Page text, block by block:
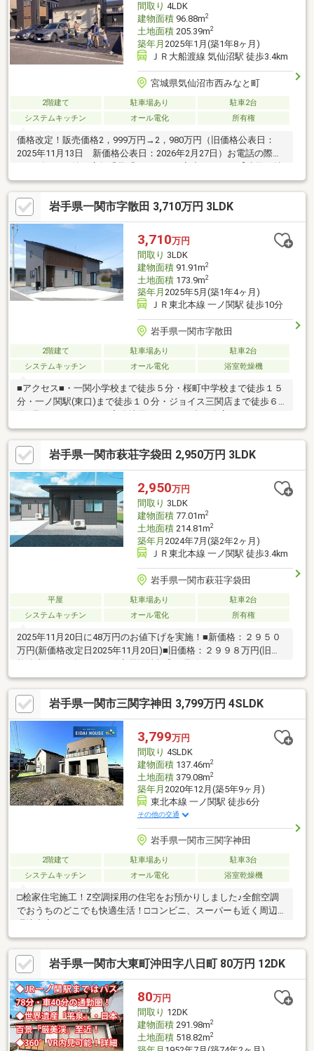
間取り 4LDK
建物面積96.88m2
土地面積205.39m2
築年月 2025年1月(築1年8ヶ月)
ＪＲ大船渡線 気仙沼駅 徒歩3.4km
宮城県気仙沼市西みなと町
2階建て 駐車場あり
駐車2台
システムキッチン
オール電化 所有権
価格改定！販売価格2，999万円→2，980万円（旧価格公表日：
2025年11月13日 新価格公表日：2026年2月27日）お電話の際は
ガイダンスの後に店舗番号「1024」をご入力下さい。【建物の特
長】・LDK16.25帖の４LDK・各居室に収納、WIC、階段下収納な
ど収納豊富・太陽光パネル(4.1kw)【周辺環境】・スーパー ビッグ
ハウスししおり店 徒歩3分・ドラッグストア 薬王堂気仙沼鹿折店
徒歩3分・鹿折小学校 徒歩9分【お電話が苦手な方でも、安心なネ
ット予約可能！】「プロ目線で見る、ハウスメーカーの建売」を
現地で体感しませんか。
岩手県一関市字散田 3,710万円 3LDK
3,710万円
間取り 3LDK
建物面積91.91m2
土地面積173.9m2
築年月 2025年5月(築1年4ヶ月)
ＪＲ東北本線 一ノ関駅 徒歩10分
岩手県一関市字散田
2階建て 駐車場あり
駐車2台
システムキッチン
オール電化 浴室乾燥機
■アクセス■・一関小学校まで徒歩５分・桜町中学校まで徒歩１５
分・一ノ関駅(東口)まで徒歩１０分・ジョイス三関店まで徒歩６
ル・生地、全室照明器具フルセットでこの価格！・南向きの明る
いＬＤＫは広々１６．５帖！・料理や配膳がスムーズな横並びキ
ッチンで、家事時間を短縮！・２帖のファミクロで衣類も荷物も
まとめて収納可能！・洗面所からファミクロ、脱衣所への身支度
も洗濯もラクな一直線動線！・光がたっぷり注ぐ吹き抜け空間
で、開放感あふれるリビング！・家族の距離がちょうどいい１．
５階設計！・太陽光発電搭載＆エコキュート完備
岩手県一関市萩荘字袋田 2,950万円 3LDK
2,950万円
間取り 3LDK
建物面積77.01m2
土地面積214.81m2
築年月 2024年7月(築2年2ヶ月)
ＪＲ東北本線 一ノ関駅 徒歩3.4km
岩手県一関市萩荘字袋田
平屋 駐車場あり
駐車2台
システムキッチン
オール電化 所有権
2025年11月20日に48万円のお値下げを実施！■新価格：２９５０
万円(新価格改定日2025年11月20日)■旧価格：２９９８万円(旧価
格公表日2025年1月16日)◇周辺情報◎４号線までのアクセス５０
０ｍ◎最寄りのスーパーまで徒歩９分！◎萩荘小学校まで１．９
ｋｍ◎萩荘中学校まで２．０ｋｍ◇見どころポイント・３ＬＤＫ
のリビング中心プラン・脱衣所に昇降式のランドリーセットあ
り・太陽光付き・オール電化住宅・パントリー・ランドリー・洗
面所など各所に収納付き
岩手県一関市三関字神田 3,799万円 4SLDK
3,799万円
間取り 4SLDK
建物面積137.46m2
土地面積379.08m2
築年月 2020年12月(築5年9ヶ月)
東北本線 一ノ関駅 徒歩6分
その他の交通
岩手県一関市三関字神田
2階建て 駐車場あり
駐車3台
システムキッチン
オール電化 浴室乾燥機
□桧家住宅施工！Z空調採用の住宅をお預かりしました♪全館空調
でおうちのどこでも快適生活！□コンビニ、スーパーも近く周辺
岩手県一関市大東町沖田字八日町 80万円 12DK
80万円
間取り 12DK
建物面積291.98m2
土地面積518.82m2